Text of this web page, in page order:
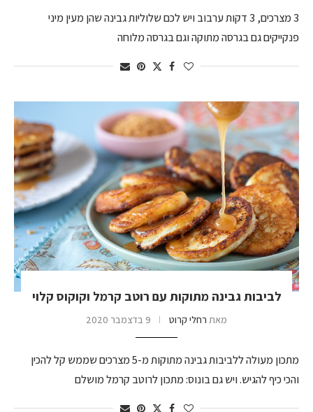
3 מצרכים, 3 דקות ערבוב ויש לכם שלוליות גבינה שהן מעין מיני
פנקייקים גם בגרסה מתוקה וגם בגרסה מלוחה
לביבות גבינה מתוקות עם רוטב קרמל וקוקוס קלוי
מאת רחלי קרוט 9 בדצמבר 2020
מתכון מעולה ללביבות גבינה מתוקות מ-5 מצרכים שממש קל להכין
והכי כיף להגיש. ויש גם בונוס: מתכון לרוטב קרמל מושלם